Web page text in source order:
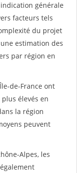
générale
facteurs tels
du projet
estimation des
par région en
de-France ont
élevés en
la région
peuvent
Alpes, les